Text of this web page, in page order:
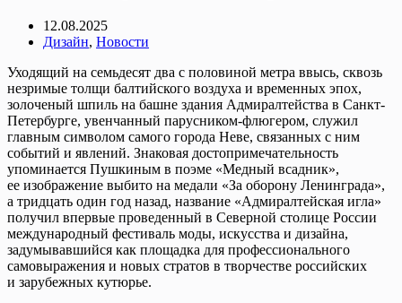
12.08.2025
Дизайн, Новости
Уходящий на семьдесят два с половиной метра ввысь, сквозь
незримые толщи балтийского воздуха и временных эпох,
золоченый шпиль на башне здания Адмиралтейства в Санкт-
Петербурге, увенчанный парусником-флюгером, служил
главным символом самого города Неве, связанных с ним
событий и явлений. Знаковая достопримечательность
упоминается Пушкиным в поэме «Медный всадник»,
ее изображение выбито на медали «За оборону Ленинграда»,
а тридцать один год назад, название «Адмиралтейская игла»
получил впервые проведенный в Северной столице России
международный фестиваль моды, искусства и дизайна,
задумывавшийся как площадка для профессионального
самовыражения и новых стратов в творчестве российских
и зарубежных кутюрье.